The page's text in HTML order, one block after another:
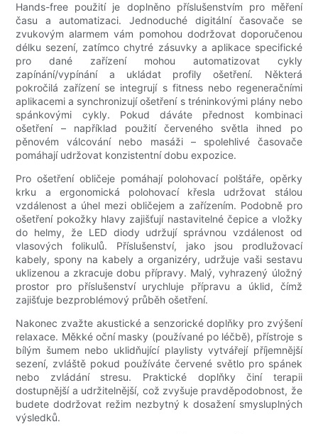
Hands-free použití je doplněno příslušenstvím pro měření
času a automatizaci. Jednoduché digitální časovače se
zvukovým alarmem vám pomohou dodržovat doporučenou
délku sezení, zatímco chytré zásuvky a aplikace specifické
pro dané zařízení mohou automatizovat cykly
zapínání/vypínání a ukládat profily ošetření. Některá
pokročilá zařízení se integrují s fitness nebo regeneračními
aplikacemi a synchronizují ošetření s tréninkovými plány nebo
spánkovými cykly. Pokud dáváte přednost kombinaci
ošetření – například použití červeného světla ihned po
pěnovém válcování nebo masáži – spolehlivé časovače
pomáhají udržovat konzistentní dobu expozice.
Pro ošetření obličeje pomáhají polohovací polštáře, opěrky
krku a ergonomická polohovací křesla udržovat stálou
vzdálenost a úhel mezi obličejem a zařízením. Podobně pro
ošetření pokožky hlavy zajišťují nastavitelné čepice a vložky
do helmy, že LED diody udržují správnou vzdálenost od
vlasových folikulů. Příslušenství, jako jsou prodlužovací
kabely, spony na kabely a organizéry, udržuje vaši sestavu
uklizenou a zkracuje dobu přípravy. Malý, vyhrazený úložný
prostor pro příslušenství urychluje přípravu a úklid, čímž
zajišťuje bezproblémový průběh ošetření.
Nakonec zvažte akustické a senzorické doplňky pro zvýšení
relaxace. Měkké oční masky (používané po léčbě), přístroje s
bílým šumem nebo uklidňující playlisty vytvářejí příjemnější
sezení, zvláště pokud používáte červené světlo pro spánek
nebo zvládání stresu. Praktické doplňky činí terapii
dostupnější a udržitelnější, což zvyšuje pravděpodobnost, že
budete dodržovat režim nezbytný k dosažení smysluplných
výsledků.